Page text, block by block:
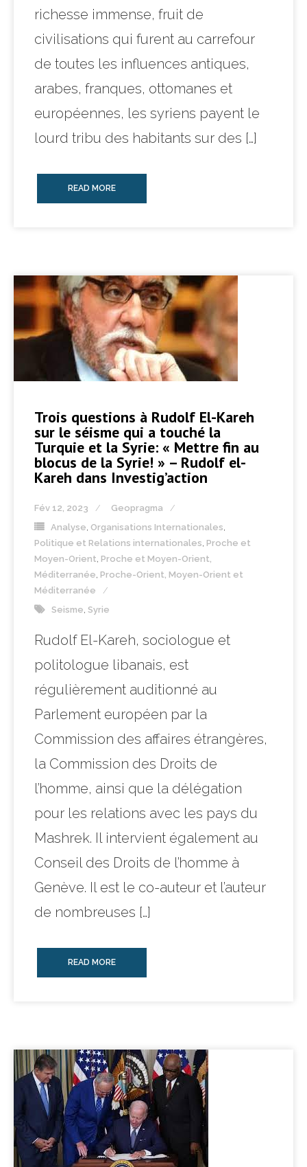
richesse immense, fruit de
civilisations qui furent au carrefour
de toutes les influences antiques,
arabes, franques, ottomanes et
européennes, les syriens payent le
lourd tribu des habitants sur des […]
READ MORE
Trois questions à Rudolf El-Kareh
sur le séisme qui a touché la
Turquie et la Syrie: « Mettre fin au
blocus de la Syrie! » – Rudolf el-
Kareh dans Investig’action
Fév 12, 2023
Geopragma
Analyse Organisations Internationales
Politique et Relations internationales Proche et
Moyen-Orient Proche et Moyen-Orient,
Méditerranée Proche-Orient, Moyen-Orient et
Méditerranée
Seisme Syrie
Rudolf El-Kareh, sociologue et
politologue libanais, est
régulièrement auditionné au
Parlement européen par la
Commission des affaires étrangères,
la Commission des Droits de
l’homme, ainsi que la délégation
pour les relations avec les pays du
Mashrek. Il intervient également au
Conseil des Droits de l’homme à
Genève. Il est le co-auteur et l’auteur
de nombreuses […]
READ MORE